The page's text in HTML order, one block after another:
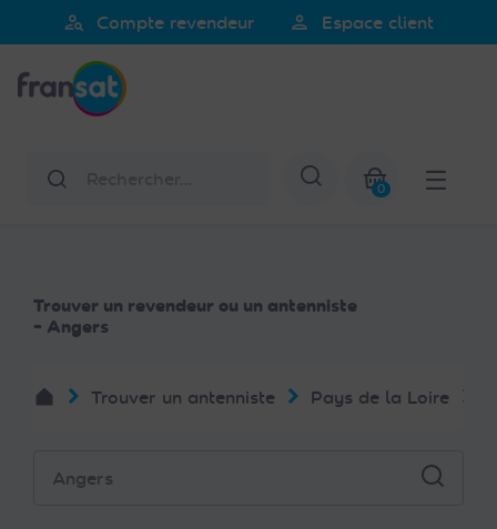
noter
Ce
comprend
person_search Compte revendeur person Espace client
Afficher la
0
Trouver un revendeur ou un antenniste
- Angers
Trouver un antenniste Pays de la Loire